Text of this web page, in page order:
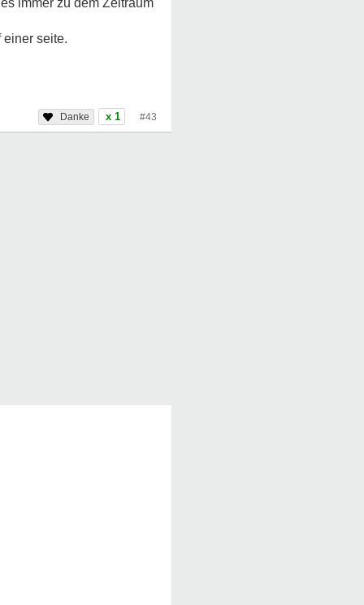
immer zu dem Zeitraum
einer seite.
x 1 #43